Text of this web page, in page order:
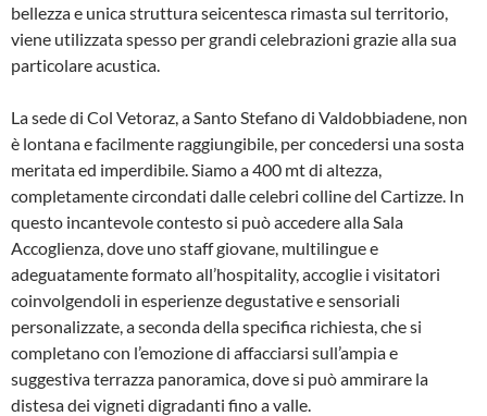
bellezza e unica struttura seicentesca rimasta sul territorio,
viene utilizzata spesso per grandi celebrazioni grazie alla sua
particolare acustica.
La sede di Col Vetoraz, a Santo Stefano di Valdobbiadene, non
è lontana e facilmente raggiungibile, per concedersi una sosta
meritata ed imperdibile. Siamo a 400 mt di altezza,
completamente circondati dalle celebri colline del Cartizze. In
questo incantevole contesto si può accedere alla Sala
Accoglienza, dove uno staff giovane, multilingue e
adeguatamente formato all’hospitality, accoglie i visitatori
coinvolgendoli in esperienze degustative e sensoriali
personalizzate, a seconda della specifica richiesta, che si
completano con l’emozione di affacciarsi sull’ampia e
suggestiva terrazza panoramica, dove si può ammirare la
distesa dei vigneti digradanti fino a valle.